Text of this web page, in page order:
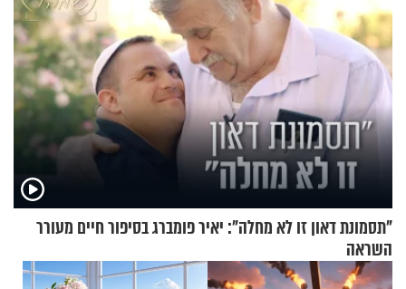
"תסמונת דאון זו לא מחלה": יאיר פומברג בסיפור חיים מעורר
השראה